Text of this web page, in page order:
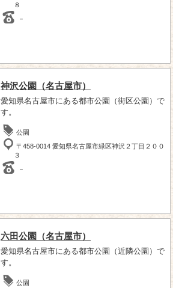
８
－
神沢公園（名古屋市）
愛知県名古屋市にある都市公園（街区公園）で
す。
公園
〒458-0014 愛知県名古屋市緑区神沢２丁目２００
３
－
六田公園（名古屋市）
愛知県名古屋市にある都市公園（近隣公園）で
す。
公園